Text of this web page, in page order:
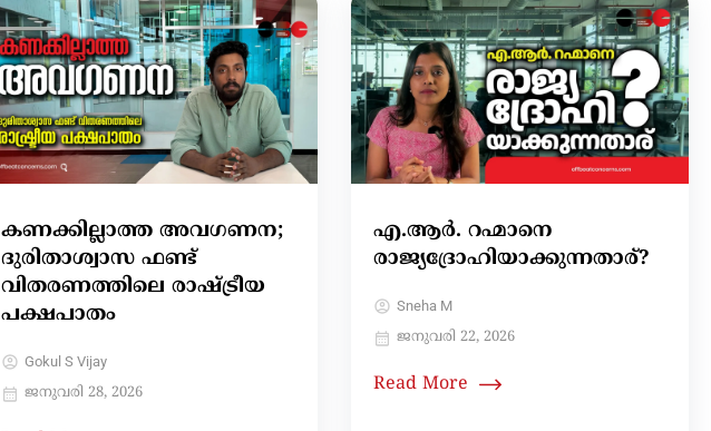
കണക്കില്ലാത്ത അവഗണന;
ദുരിതാശ്വാസ ഫണ്ട്
വിതരണത്തിലെ രാഷ്ട്രീയ
പക്ഷപാതം
Gokul S Vijay
ജനുവരി 28, 2026
എ.ആർ. റഹ്മാനെ
രാജ്യദ്രോഹിയാക്കുന്നതാര്?
Sneha M
ജനുവരി 22, 2026
Read More